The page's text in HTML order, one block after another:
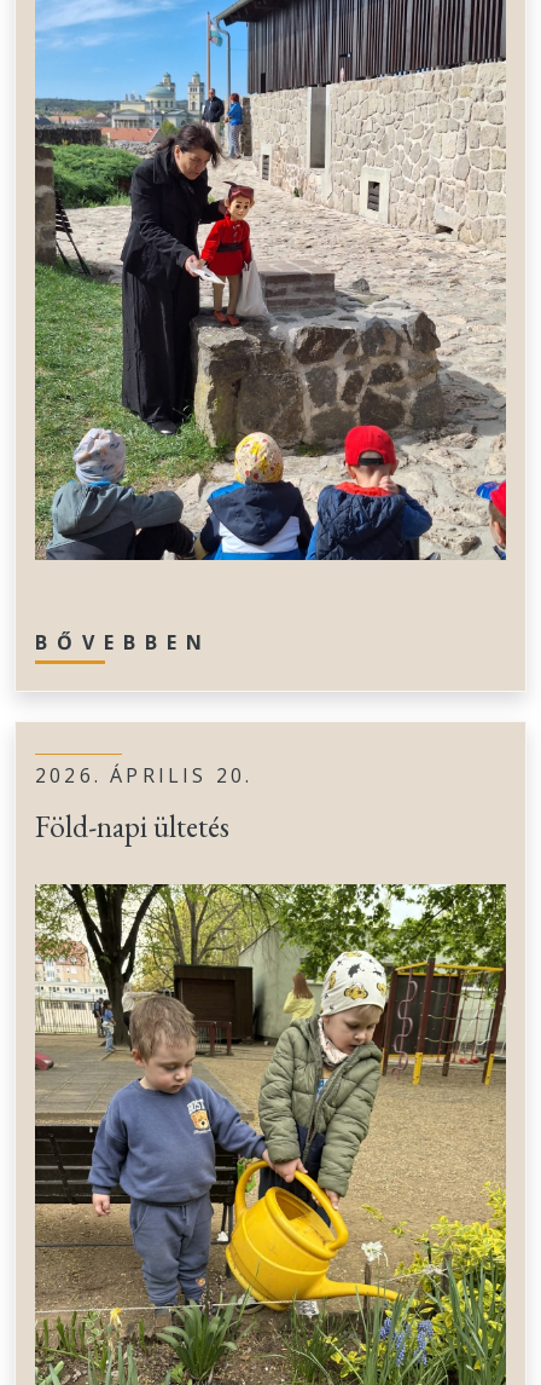
BŐVEBBEN
2026. ÁPRILIS 20.
Föld-napi ültetés